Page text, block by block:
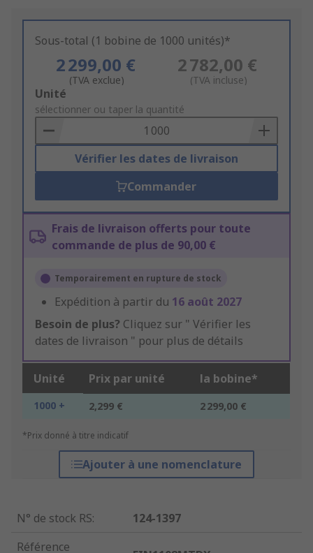
Sous-total (1 bobine de 1000 unités)*
2 299,00 €
(TVA exclue)
2 782,00 €
(TVA incluse)
Add
to
Basket
Unité
sélectionner ou taper la quantité
Vérifier les dates de livraison
Commander
Frais de livraison offerts pour toute
commande de plus de 90,00 €
Temporairement en rupture de stock
Expédition à partir du 16 août 2027
Besoin de plus? Cliquez sur " Vérifier les
dates de livraison " pour plus de détails
Unité Prix par unité la bobine*
1000 + 2,299 € 2 299,00 €
*Prix donné à titre indicatif
Ajouter à une nomenclature
N° de stock RS:
124-1397
Référence